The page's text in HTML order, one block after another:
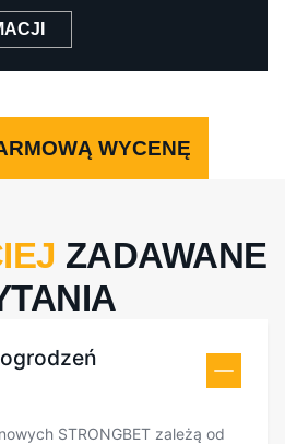
WYCENĘ
ZADAWANE
STRONGBET zależą od